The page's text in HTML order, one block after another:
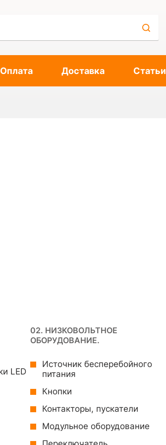
Оплата Доставка Статьи
LED
02. НИЗКОВОЛЬТНОЕ
ОБОРУДОВАНИЕ.
Источник бесперебойного
питания
Кнопки
Контакторы, пускатели
Модульное оборудование